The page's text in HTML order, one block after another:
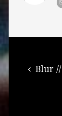
navigation
Blur